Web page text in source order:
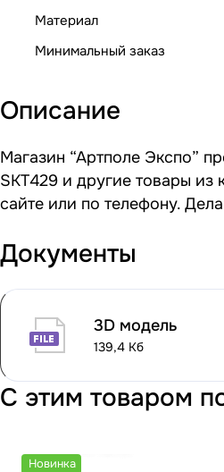
Материал
Минимальный заказ
Описание
Магазин “Артполе Экспо”
SKT429 и другие товары
сайте или по телефону.
Документы
3D модель
139,4 Кб
С этим товаром
Новинка